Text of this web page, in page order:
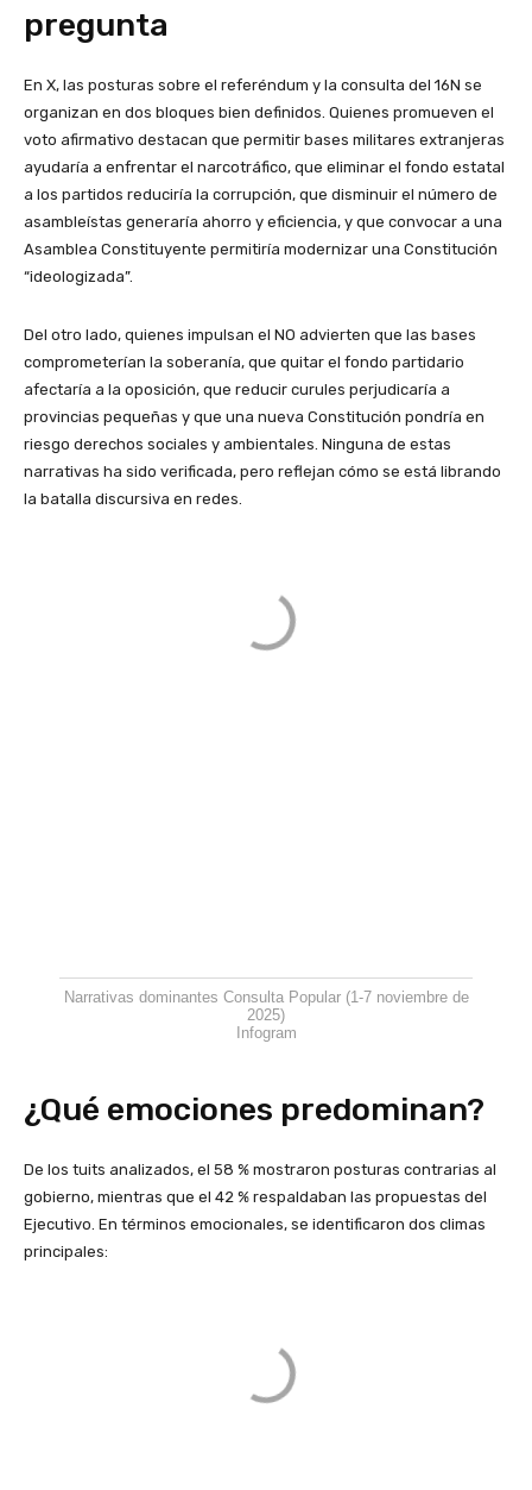
pregunta
En X, las posturas sobre el referéndum y la consulta del 16N se
organizan en dos bloques bien definidos. Quienes promueven el
voto afirmativo destacan que permitir bases militares extranjeras
ayudaría a enfrentar el narcotráfico, que eliminar el fondo estatal
a los partidos reduciría la corrupción, que disminuir el número de
asambleístas generaría ahorro y eficiencia, y que convocar a una
Asamblea Constituyente permitiría modernizar una Constitución
“ideologizada”.
Del otro lado, quienes impulsan el NO advierten que las bases
comprometerían la soberanía, que quitar el fondo partidario
afectaría a la oposición, que reducir curules perjudicaría a
provincias pequeñas y que una nueva Constitución pondría en
riesgo derechos sociales y ambientales. Ninguna de estas
narrativas ha sido verificada, pero reflejan cómo se está librando
la batalla discursiva en redes.
Narrativas dominantes Consulta Popular (1-7 noviembre de
2025)
Infogram
¿Qué emociones predominan?
De los tuits analizados, el 58 % mostraron posturas contrarias al
gobierno, mientras que el 42 % respaldaban las propuestas del
Ejecutivo. En términos emocionales, se identificaron dos climas
principales: